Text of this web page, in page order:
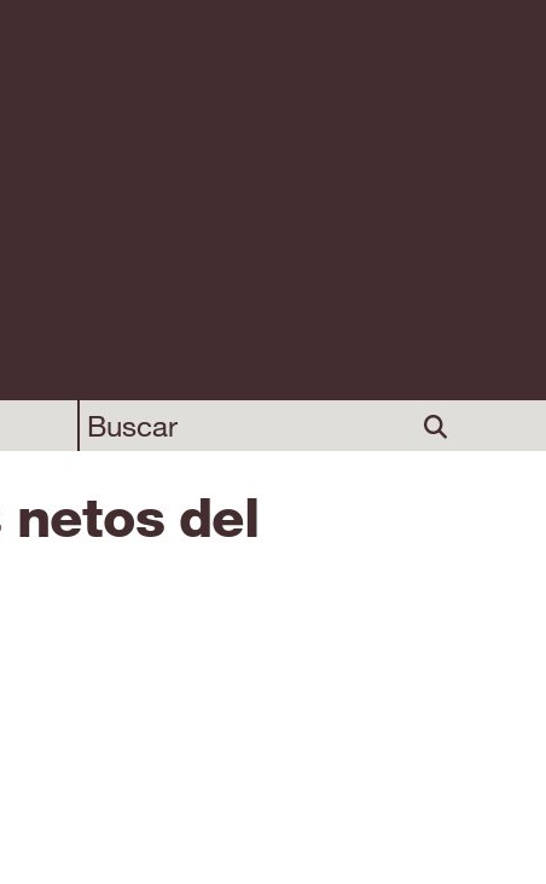
netos del